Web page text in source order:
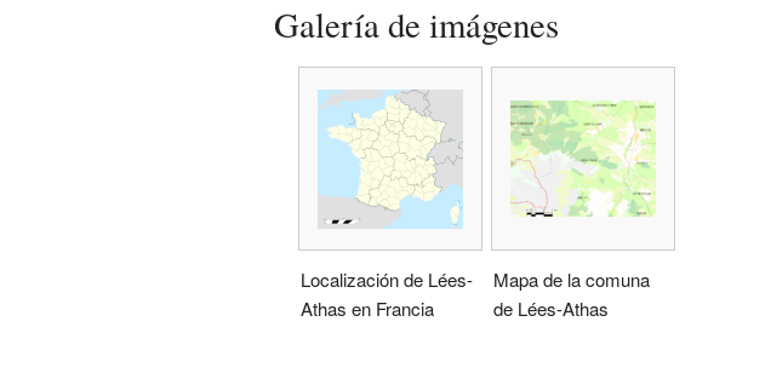
Galería de imágenes
Localización de Lées-
Athas en Francia
Mapa de la comuna
de Lées-Athas